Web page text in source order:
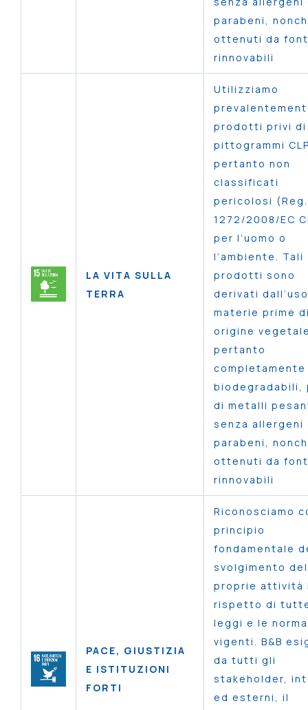
parabeni,
ottenuti da
rinnovabili
LA VITA SULLA
TERRA
Utilizziamo
prodotti privi di
pittogrammi
pertanto non
classificati
pericolosi (Reg.
1272/2008/EC
per l’uomo o
l’ambiente. Tali
prodotti sono
derivati
materie prime
origine
pertanto
completamente
biodegradabili,
di metalli
senza allergeni
parabeni,
ottenuti da
rinnovabili
PACE, GIUSTIZIA
E ISTITUZIONI
FORTI
Riconosciamo
principio
fondamentale
svolgimento
proprie attività
rispetto di
leggi e le
vigenti. B&B
da tutti gli
stakeholder,
ed esterni, il